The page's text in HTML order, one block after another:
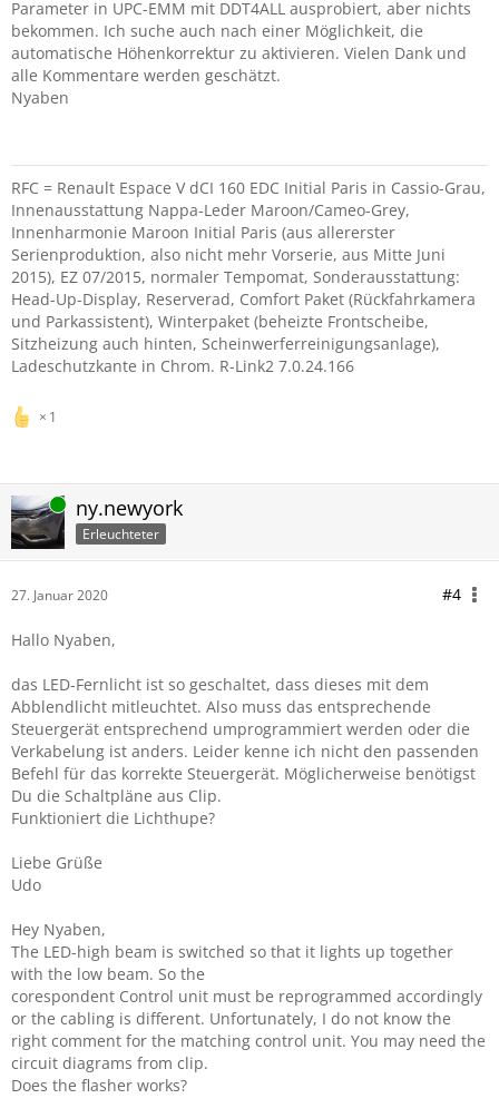
Parameter in UPC-EMM mit DDT4ALL ausprobiert, aber nichts
bekommen. Ich suche auch nach einer Möglichkeit, die
automatische Höhenkorrektur zu aktivieren. Vielen Dank und
alle Kommentare werden geschätzt.
Nyaben
RFC = Renault Espace V dCI 160 EDC Initial Paris in Cassio-Grau,
Innenausstattung Nappa-Leder Maroon/Cameo-Grey,
Innenharmonie Maroon Initial Paris (aus allererster
Serienproduktion, also nicht mehr Vorserie, aus Mitte Juni
2015), EZ 07/2015, normaler Tempomat, Sonderausstattung:
Head-Up-Display, Reserverad, Comfort Paket (Rückfahrkamera
und Parkassistent), Winterpaket (beheizte Frontscheibe,
Sitzheizung auch hinten, Scheinwerferreinigungsanlage),
Ladeschutzkante in Chrom. R-Link2 7.0.24.166
1
Online ny.newyork
Erleuchteter
27. Januar 2020 #4
Hallo Nyaben,
das LED-Fernlicht ist so geschaltet, dass dieses mit dem
Abblendlicht mitleuchtet. Also muss das entsprechende
Steuergerät entsprechend umprogrammiert werden oder die
Verkabelung ist anders. Leider kenne ich nicht den passenden
Befehl für das korrekte Steuergerät. Möglicherweise benötigst
Du die Schaltpläne aus Clip.
Funktioniert die Lichthupe?
Liebe Grüße
Udo
Hey Nyaben,
The LED-high beam is switched so that it lights up together
with the low beam. So the
corespondent Control unit must be reprogrammed accordingly
or the cabling is different. Unfortunately, I do not know the
right comment for the matching control unit. You may need the
circuit diagrams from clip.
Does the flasher works?